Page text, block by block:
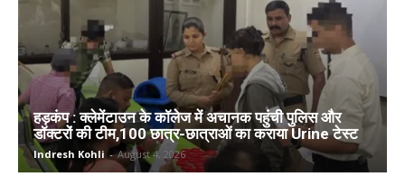
हड़कंप : क्लेमेंटाउन के कॉलेज में अचानक पहुंची पुलिस और
डॉक्टरों की टीम,100 छात्र-छात्राओं का कराया Urine टेस्ट
Indresh Kohli - August 4, 2026